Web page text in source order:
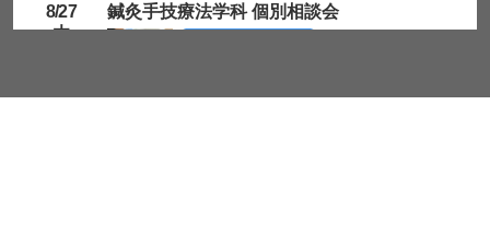
8/27
木
鍼灸手技療法学科 個別相談会